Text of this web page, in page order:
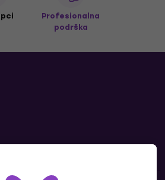
Profesionalna
podrška